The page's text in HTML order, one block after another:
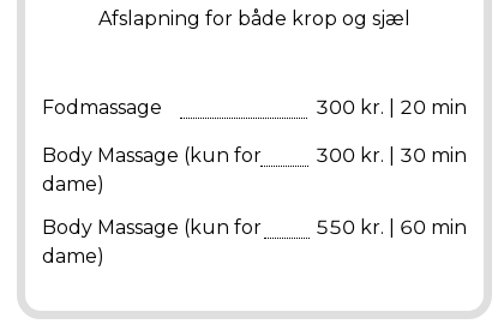
Afslapning for både krop og sjæl
Fodmassage 300 kr. | 20 min
Body Massage (kun for
dame)
300 kr. | 30 min
Body Massage (kun for
dame)
550 kr. | 60 min